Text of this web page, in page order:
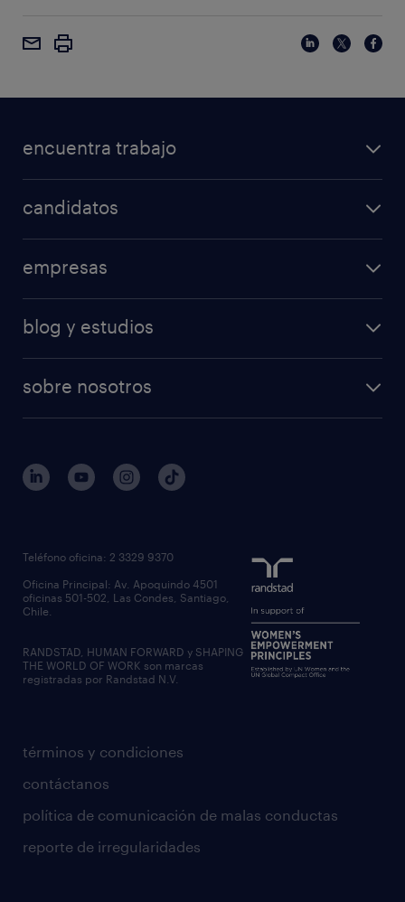
encuentra trabajo
candidatos
empresas
blog y estudios
sobre nosotros
términos y condiciones
contáctanos
política de comunicación de malas conductas
reporte de irregularidades
Teléfono oficina: 2 3329 9370
Oficina Principal: Av. Apoquindo 4501
oficinas 501-502, Las Condes, Santiago,
Chile.
RANDSTAD, HUMAN FORWARD y SHAPING
THE WORLD OF WORK son marcas
registradas por Randstad N.V.